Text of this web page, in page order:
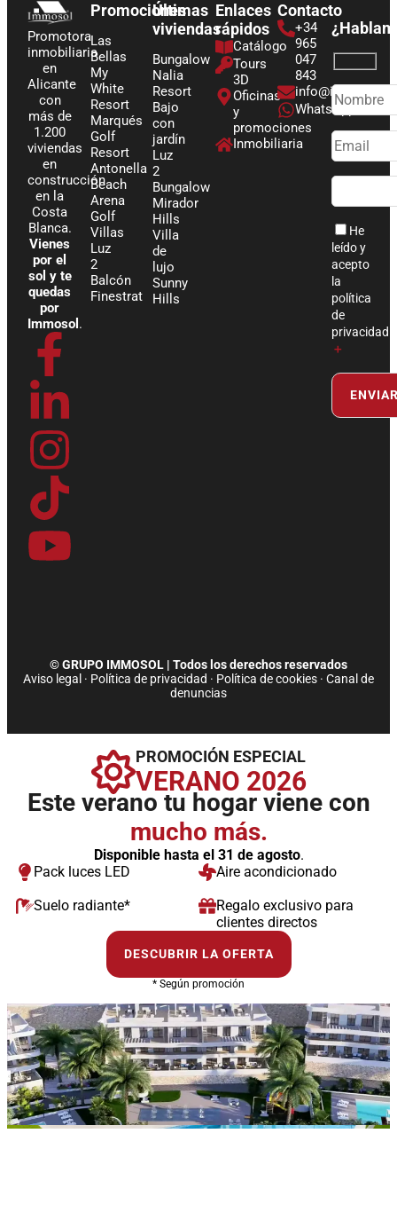
Promotora
inmobiliaria
en
Alicante
con
más de
1.200
viviendas
en
construcción
en la
Costa
Blanca.
Vienes
por el
sol y te
quedas
por
Immosol .
F
a
c
e
b
o
k
L
i
n
k
e
d
n
n
I
n
s
t
a
g
a
T
i
k
t
o
k
Y
o
u
t
u
b
Promociones
Las
Bellas
My
White
Resort
Marqués
Golf
Resort
Antonella
Beach
Arena
Golf
Villas
Luz
2
Balcón
Finestrat
Últimas
viviendas
Bungalow
Nalia
Resort
Bajo
con
jardín
Luz
2
Bungalow
Mirador
Hills
Villa
de
lujo
Sunny
Hills
Enlaces
rápidos
Catálogo
Tours
3D
Oficinas
y
promociones
Inmobiliaria
Contacto
+34
965
047
843
WhatsApp
He
leído y
acepto
la
política
de
privacidad
＋
© GRUPO IMMOSOL | Todos los derechos reservados
Aviso legal · Política de privacidad · Política de cookies · Canal de
denuncias
PROMOCIÓN ESPECIAL
VERANO 2026
Este verano tu hogar viene con
mucho más.
Disponible hasta el 31 de agosto.
Pack luces LED
Aire acondicionado
Suelo radiante*
Regalo exclusivo para
clientes directos
DESCUBRIR LA OFERTA
* Según promoción